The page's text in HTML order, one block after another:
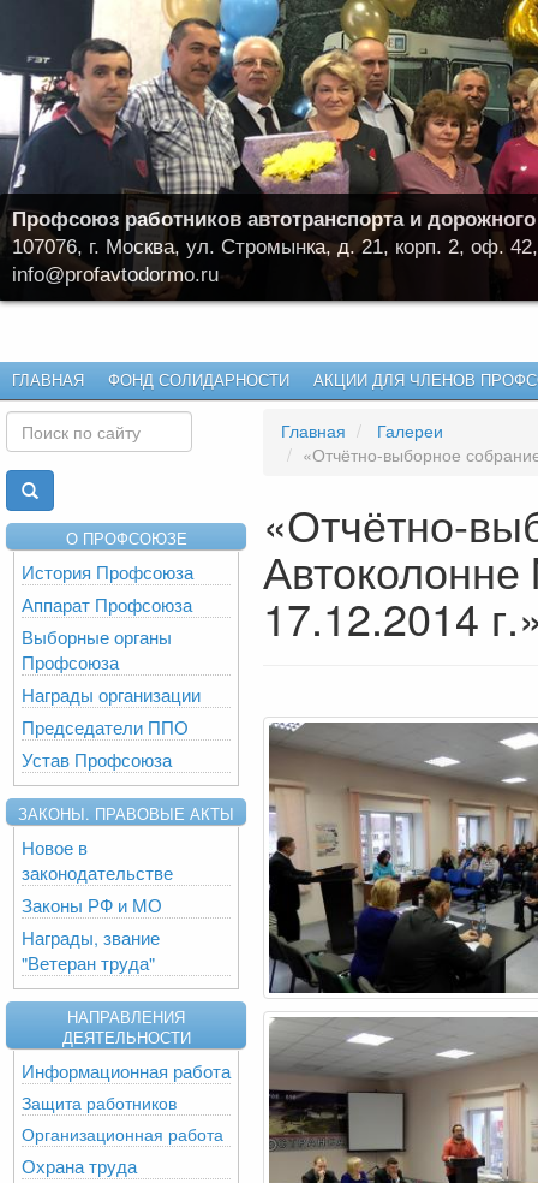
Профсоюз работников автотранспорта и
107076, г. Москва, ул. Стромынка, д. 21, корп. 2, оф.
info@profavtodormo.ru
ГЛАВНАЯ ФОНД СОЛИДАРНОСТИ АКЦИИ ДЛЯ ЧЛЕНОВ
О ПРОФСОЮЗЕ
История Профсоюза
Аппарат Профсоюза
Выборные органы
Профсоюза
Награды организации
Председатели ППО
Устав Профсоюза
ЗАКОНЫ. ПРАВОВЫЕ АКТЫ
Новое в
законодательстве
Законы РФ и МО
Награды, звание
"Ветеран труда"
НАПРАВЛЕНИЯ
ДЕЯТЕЛЬНОСТИ
Информационная работа
Защита работников
Организационная работа
Охрана труда
Главная
Галереи
«Отчётно-выборное
«Отчётно-
17.12.2014